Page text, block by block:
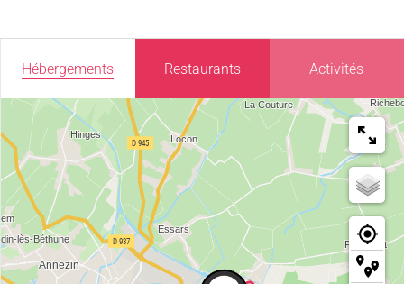
Hébergements Restaurants Activités